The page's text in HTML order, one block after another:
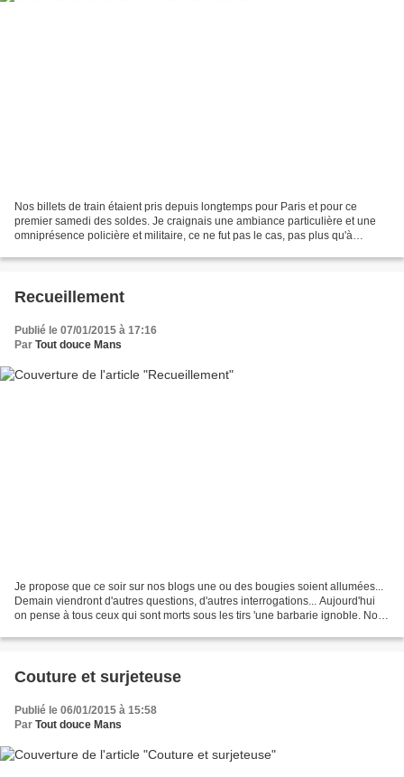
Nos billets de train étaient pris depuis longtemps pour Paris et pour ce
premier samedi des soldes. Je craignais une ambiance particulière et une
omniprésence policière et militaire, ce ne fut pas le cas, pas plus qu'à
Recueillement
Publié le 07/01/2015 à 17:16
Par Tout douce Mans
Je propose que ce soir sur nos blogs une ou des bougies soient allumées...
Demain viendront d'autres questions, d'autres interrogations... Aujourd'hui
on pense à tous ceux qui sont morts sous les tirs 'une barbarie ignoble. Nous
Couture et surjeteuse
Publié le 06/01/2015 à 15:58
Par Tout douce Mans